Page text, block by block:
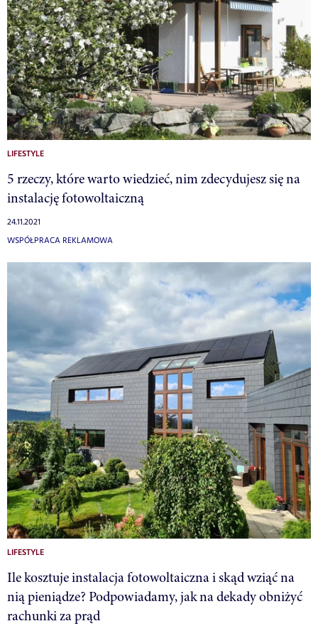
LIFESTYLE
5 rzeczy, które warto wiedzieć, nim zdecydujesz się na
instalację fotowoltaiczną
24.11.2021
WSPÓŁPRACA REKLAMOWA
LIFESTYLE
Ile kosztuje instalacja fotowoltaiczna i skąd wziąć na
nią pieniądze? Podpowiadamy, jak na dekady obniżyć
rachunki za prąd